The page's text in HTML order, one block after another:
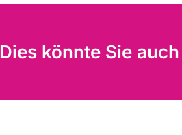
Dies könnte Sie